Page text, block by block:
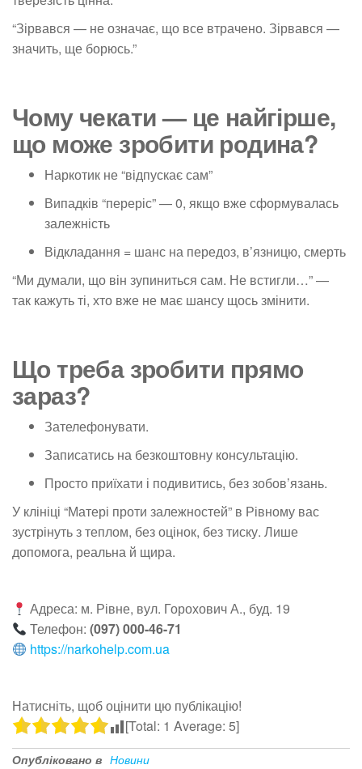
“Зірвався — не означає, що все втрачено. Зірвався —
значить, ще борюсь.”
Чому чекати — це найгірше,
що може зробити родина?
Наркотик не “відпускає сам”
Випадків “переріс” — 0, якщо вже сформувалась
залежність
Відкладання = шанс на передоз, в’язницю, смерть
“Ми думали, що він зупиниться сам. Не встигли…” —
так кажуть ті, хто вже не має шансу щось змінити.
Що треба зробити прямо
зараз?
Зателефонувати.
Записатись на безкоштовну консультацію.
Просто приїхати і подивитись, без зобов’язань.
У клініці “Матері проти залежностей” в Рівному вас
зустрінуть з теплом, без оцінок, без тиску. Лише
допомога, реальна й щира.
Адреса: м. Рівне, вул. Горохович А., буд. 19
Телефон:(097) 000-46-71
https://narkohelp.com.ua
Натисніть, щоб оцінити цю публікацію!
[Total: 1 Average: 5]
Опубліковано в Новини